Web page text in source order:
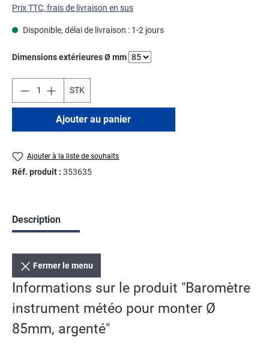
Prix TTC, frais de livraison en sus
Disponible, délai de livraison : 1-2 jours
Sélectionnez
Dimensions extérieures Ø mm
STK
Ajouter au panier
Ajouter à la liste de souhaits
Réf. produit : 353635
Description
Fermer le menu
Informations sur le produit "Baromètre
instrument météo pour monter Ø
85mm, argenté"